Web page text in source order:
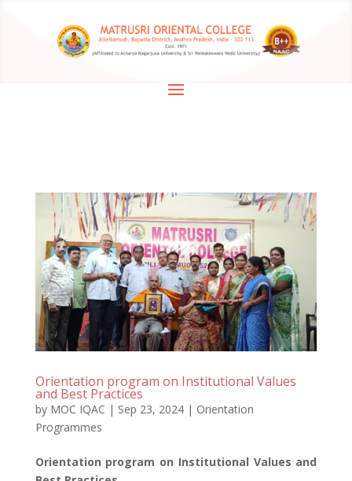
Orientation program on Institutional Values
and Best Practices
by MOC IQAC | Sep 23, 2024| Orientation
Programmes
Orientation program on Institutional Values and